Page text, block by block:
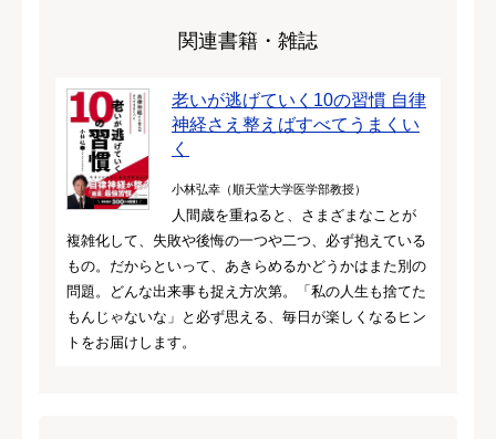
関連書籍・雑誌
老いが逃げていく10の習慣 自律
神経さえ整えばすべてうまくい
く
小林弘幸（順天堂大学医学部教授）
人間歳を重ねると、さまざまなことが
複雑化して、失敗や後悔の一つや二つ、必ず抱えている
もの。だからといって、あきらめるかどうかはまた別の
問題。どんな出来事も捉え方次第。「私の人生も捨てた
もんじゃないな」と必ず思える、毎日が楽しくなるヒン
トをお届けします。